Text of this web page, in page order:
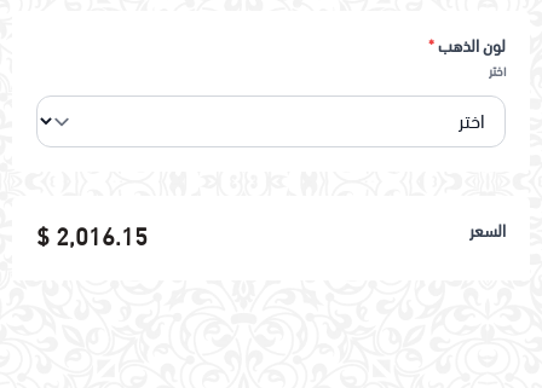
لون الذهب*
اختر
السعر 2,016.15 $